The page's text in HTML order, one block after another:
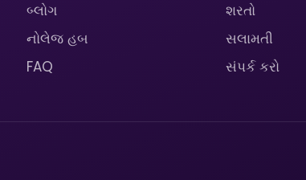
બ્લોગ
નોલેજ હબ
FAQ
શરતો
સલામતી
સંપર્ક કરો